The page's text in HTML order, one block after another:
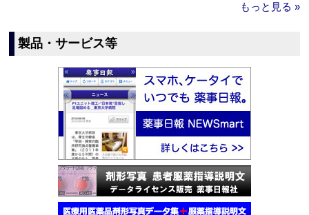
もっと見る »
製品・サービス等